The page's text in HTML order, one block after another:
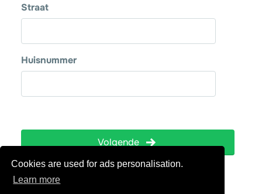
Cookies are used for ads personalisation.
Learn more